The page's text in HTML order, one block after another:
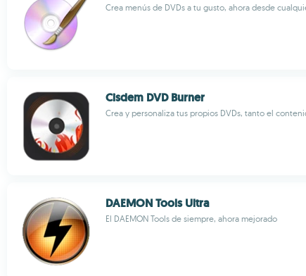
Crea menús de DVDs a tu gusto, ahora desde
Cisdem DVD Burner
Crea y personaliza tus propios DVDs, tanto el
DAEMON Tools Ultra
El DAEMON Tools de siempre, ahora mejorado